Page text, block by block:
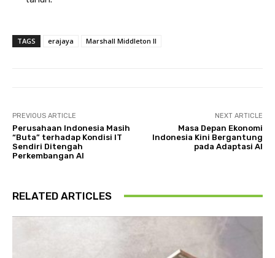
TAGS erajaya Marshall Middleton II
PREVIOUS ARTICLE
Perusahaan Indonesia Masih
“Buta” terhadap Kondisi IT
Sendiri Ditengah
Perkembangan AI
NEXT ARTICLE
Masa Depan Ekonomi
Indonesia Kini Bergantung
pada Adaptasi AI
RELATED ARTICLES